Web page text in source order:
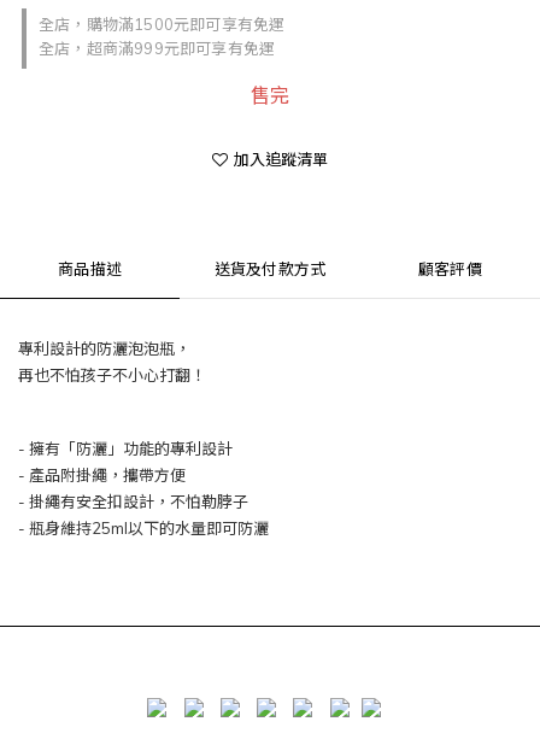
全店，購物滿1500元即可享有免運
全店，超商滿999元即可享有免運
售完
加入追蹤清單
商品描述 送貨及付款方式 顧客評價
專利設計的防灑泡泡瓶，
再也不怕孩子不小心打翻！
- 擁有「防灑」功能的專利設計
- 產品附掛繩，攜帶方便
- 掛繩有安全扣設計，不怕勒脖子
- 瓶身維持25ml以下的水量即可防灑